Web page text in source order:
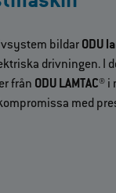
bildar ODU
drivningen. I
från ODU LAMTAC® i
med